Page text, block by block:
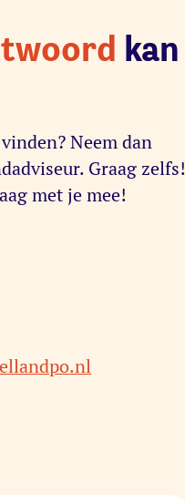
kan
Neem dan
Graag zelfs!
met je mee!